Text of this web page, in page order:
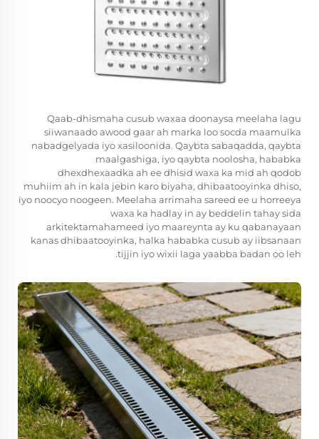
Qaab-dhismaha cusub waxaa doonaysa meelaha lagu
siiwanaado awood gaar ah marka loo socda maamulka
nabadgelyada iyo xasiloonida. Qaybta sabaqadda, qaybta
maalgashiga, iyo qaybta noolosha, hababka
dhexdhexaadka ah ee dhisid waxa ka mid ah qodob
muhiim ah in kala jebin karo biyaha, dhibaatooyinka dhiso,
iyo noocyo noogeen. Meelaha arrimaha sareed ee u horreeya
waxa ka hadlay in ay beddelin tahay sida
arkitektamahameed iyo maareynta ay ku qabanayaan
kanas dhibaatooyinka, halka hababka cusub ay iibsanaan
tijjin iyo wixii laga yaabba badan oo leh.